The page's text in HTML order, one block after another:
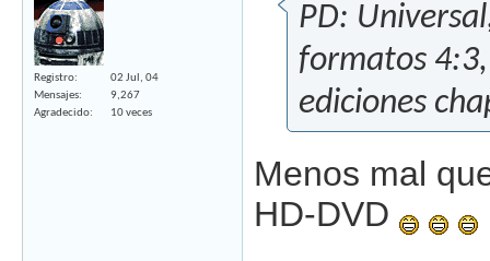
Registro
02 Jul, 04
Mensajes
9,267
Agradecido
10 veces
PD:
formatos 4:3,
ediciones
Menos mal
HD-DVD